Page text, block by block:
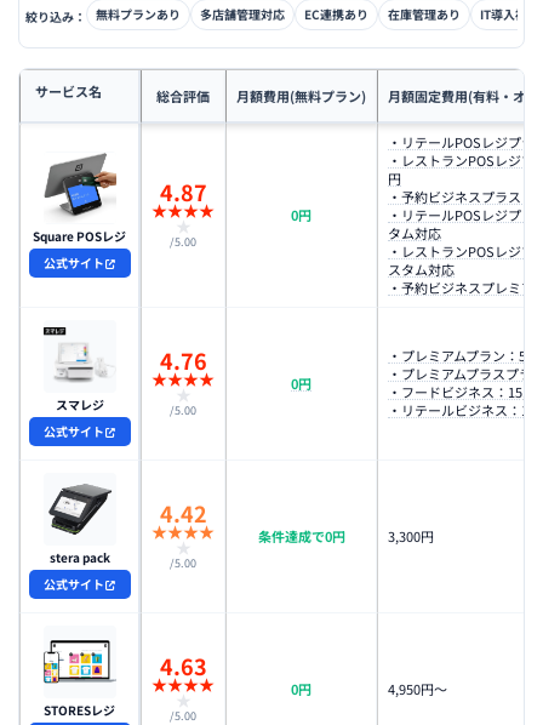
絞り込み： 無料プランあり 多店舗管理対応 EC連携あり 在庫管理あり IT導入補助
サービス名 総合評価 月額費用(無料プラン) 月額固定費用(有料・オ
Square POSレジ
公式サイト
4.87
★★★★
★
/5.00
0円
・リテールPOSレジプラ
・レストランPOSレジプ
円
・予約ビジネスプラス：
・リテールPOSレジプレ
タム対応
・レストランPOSレジプ
スタム対応
・予約ビジネスプレミア
スマレジ
公式サイト
4.76
★★★★
★
/5.00
0円
・プレミアムプラン：
・プレミアムプラスプラ
・フードビジネス：
・リテールビジネス：
stera pack
公式サイト
4.42
★★★★
★
/5.00
条件達成で0円 3,300円
STORESレジ
4.63
★★★★
★
/5.00
0円 4,950円〜